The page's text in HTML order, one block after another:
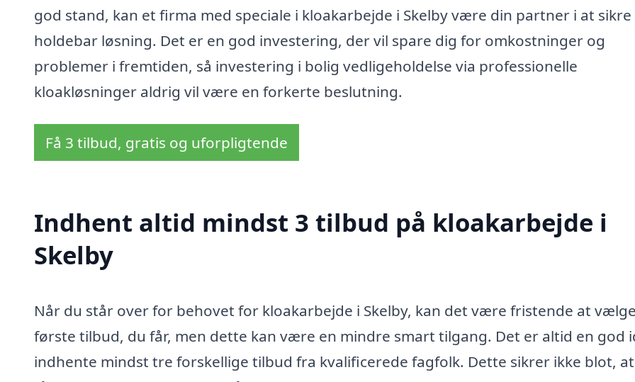
god stand, kan et firma med speciale i kloakarbejde i Skelby være din partner i at sikre
holdebar løsning. Det er en god investering, der vil spare dig for omkostninger og
problemer i fremtiden, så investering i bolig vedligeholdelse via professionelle
kloakløsninger aldrig vil være en forkerte beslutning.
Få 3 tilbud, gratis og uforpligtende
Indhent altid mindst 3 tilbud på kloakarbejde i
Skelby
Når du står over for behovet for kloakarbejde i Skelby, kan det være fristende at
første tilbud, du får, men dette kan være en mindre smart tilgang. Det er altid en god
indhente mindst tre forskellige tilbud fra kvalificerede fagfolk. Dette sikrer ikke blot,